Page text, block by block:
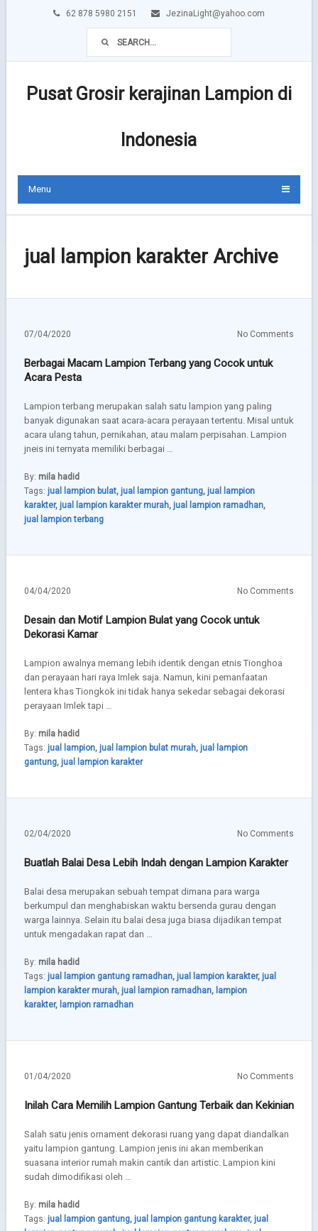
62 878 5980 2151 JezinaLight@yahoo.com
Pusat Grosir kerajinan Lampion di
Indonesia
Menu
jual lampion karakter Archive
07/04/2020 No Comments
Berbagai Macam Lampion Terbang yang Cocok untuk
Acara Pesta
Lampion terbang merupakan salah satu lampion yang paling
banyak digunakan saat acara-acara perayaan tertentu. Misal untuk
acara ulang tahun, pernikahan, atau malam perpisahan. Lampion
jneis ini ternyata memiliki berbagai …
By: mila hadid
Tags: jual lampion bulat, jual lampion gantung, jual lampion
karakter, jual lampion karakter murah, jual lampion ramadhan,
jual lampion terbang
04/04/2020 No Comments
Desain dan Motif Lampion Bulat yang Cocok untuk
Dekorasi Kamar
Lampion awalnya memang lebih identik dengan etnis Tionghoa
dan perayaan hari raya Imlek saja. Namun, kini pemanfaatan
lentera khas Tiongkok ini tidak hanya sekedar sebagai dekorasi
perayaan Imlek tapi …
By: mila hadid
Tags: jual lampion, jual lampion bulat murah, jual lampion
gantung, jual lampion karakter
02/04/2020 No Comments
Buatlah Balai Desa Lebih Indah dengan Lampion Karakter
Balai desa merupakan sebuah tempat dimana para warga
berkumpul dan menghabiskan waktu bersenda gurau dengan
warga lainnya. Selain itu balai desa juga biasa dijadikan tempat
untuk mengadakan rapat dan …
By: mila hadid
Tags: jual lampion gantung ramadhan, jual lampion karakter, jual
lampion karakter murah, jual lampion ramadhan, lampion
karakter, lampion ramadhan
01/04/2020 No Comments
Inilah Cara Memilih Lampion Gantung Terbaik dan Kekinian
Salah satu jenis ornament dekorasi ruang yang dapat diandalkan
yaitu lampion gantung. Lampion jenis ini akan memberikan
suasana interior rumah makin cantik dan artistic. Lampion kini
sudah dimodifikasi oleh …
By: mila hadid
Tags: jual lampion gantung, jual lampion gantung karakter, jual